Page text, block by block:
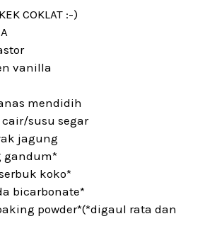
COKLAT :-)
vanilla
mendidih
cair/susu segar
jagung
gandum*
koko*
bicarbonate*
powder*(*digaul rata dan